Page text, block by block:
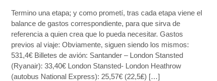
Termino una etapa; y como prometí, tras cada etapa viene el
balance de gastos correspondiente, para que sirva de
referencia a quien crea que lo pueda necesitar. Gastos
previos al viaje: Obviamente, siguen siendo los mismos:
531,4€ Billetes de avión: Santander – London Stansted
(Ryanair): 33,40€ London Stansted- London Heathrow
(autobus National Express): 25,57€ (22,5₤) […]